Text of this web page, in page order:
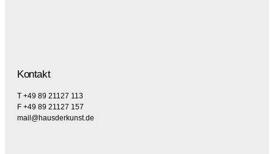
Kontakt
T +49 89 21127 113
F +49 89 21127 157
mail@hausderkunst.de